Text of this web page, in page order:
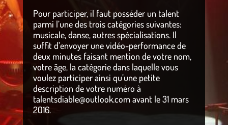
Pour participer, il faut posséder un talent
parmi l’une des trois catégories suivantes:
musicale, danse, autres spécialisations. Il
suffit d’envoyer une vidéo-performance de
deux minutes faisant mention de votre nom,
votre âge, la catégorie dans laquelle vous
voulez participer ainsi qu’une petite
description de votre numéro à
talentsdiable@outlook.com avant le 31 mars
2016.